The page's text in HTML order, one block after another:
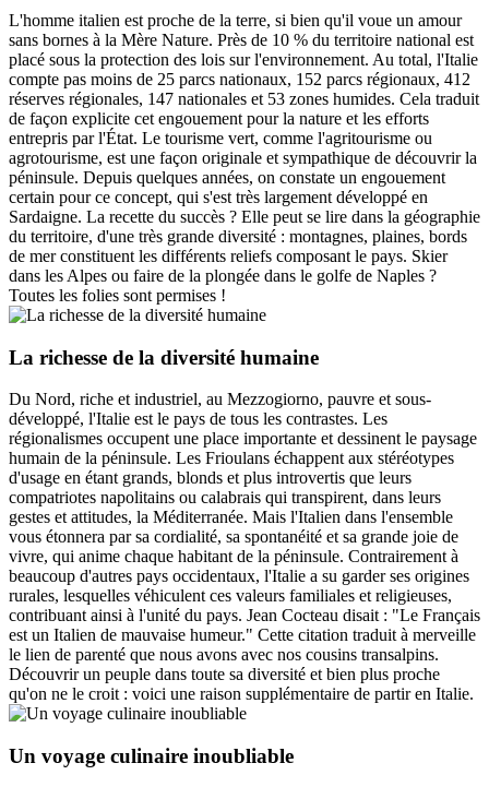
L'homme italien est proche de la terre, si bien qu'il voue un amour
sans bornes à la Mère Nature. Près de 10 % du territoire national est
placé sous la protection des lois sur l'environnement. Au total, l'Italie
compte pas moins de 25 parcs nationaux, 152 parcs régionaux, 412
réserves régionales, 147 nationales et 53 zones humides. Cela traduit
de façon explicite cet engouement pour la nature et les efforts
entrepris par l'État. Le tourisme vert, comme l'agritourisme ou
agrotourisme, est une façon originale et sympathique de découvrir la
péninsule. Depuis quelques années, on constate un engouement
certain pour ce concept, qui s'est très largement développé en
Sardaigne. La recette du succès ? Elle peut se lire dans la géographie
du territoire, d'une très grande diversité : montagnes, plaines, bords
de mer constituent les différents reliefs composant le pays. Skier
dans les Alpes ou faire de la plongée dans le golfe de Naples ?
Toutes les folies sont permises !
La richesse de la diversité humaine
Du Nord, riche et industriel, au Mezzogiorno, pauvre et sous-
développé, l'Italie est le pays de tous les contrastes. Les
régionalismes occupent une place importante et dessinent le paysage
humain de la péninsule. Les Frioulans échappent aux stéréotypes
d'usage en étant grands, blonds et plus introvertis que leurs
compatriotes napolitains ou calabrais qui transpirent, dans leurs
gestes et attitudes, la Méditerranée. Mais l'Italien dans l'ensemble
vous étonnera par sa cordialité, sa spontanéité et sa grande joie de
vivre, qui anime chaque habitant de la péninsule. Contrairement à
beaucoup d'autres pays occidentaux, l'Italie a su garder ses origines
rurales, lesquelles véhiculent ces valeurs familiales et religieuses,
contribuant ainsi à l'unité du pays. Jean Cocteau disait : "Le Français
est un Italien de mauvaise humeur." Cette citation traduit à merveille
le lien de parenté que nous avons avec nos cousins transalpins.
Découvrir un peuple dans toute sa diversité et bien plus proche
qu'on ne le croit : voici une raison supplémentaire de partir en Italie.
Un voyage culinaire inoubliable